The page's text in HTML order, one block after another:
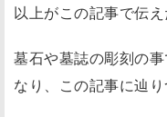
以上がこの記事で伝え
墓石や墓誌の彫刻の
なり、この記事に辿